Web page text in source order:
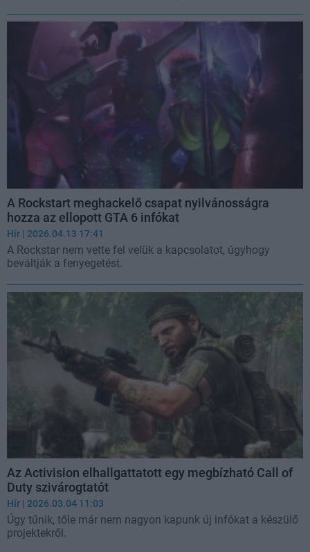
A Rockstart meghackelő csapat nyilvánosságra
hozza az ellopott GTA 6 infókat
Hír | 2026.04.13 17:41
A Rockstar nem vette fel velük a kapcsolatot, úgyhogy
beváltják a fenyegetést.
Az Activision elhallgattatott egy megbízható Call of
Duty szivárogtatót
Hír | 2026.03.04 11:03
Úgy tűnik, tőle már nem nagyon kapunk új infókat a készülő
projektekről.